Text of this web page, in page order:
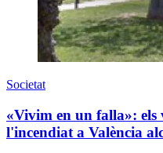
Societat
«Vivim en un falla»: els
l'incendiat a València